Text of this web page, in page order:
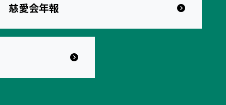
慈愛会年報